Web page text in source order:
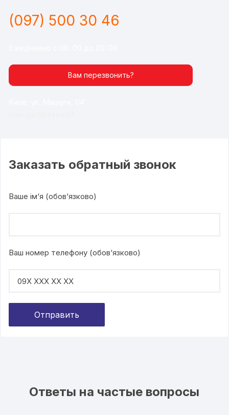
(097) 500 30 46
Вам перезвонить?
Заказать обратный звонок
Ваше ім‘я (обов‘язково)
Ваш номер телефону (обов‘язково)
Ответы на частые вопросы